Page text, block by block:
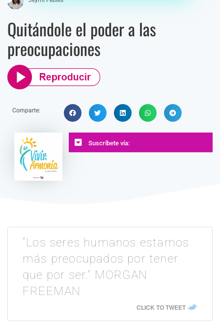
Quitándole el poder a las
preocupaciones
Comparte:
Suscríbete vía:
“Los seres humanos estamos
más preocupados por tener
que por ser.” MORGAN
FREEMAN
CLICK TO TWEET